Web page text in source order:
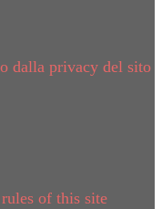
dalla privacy del sito
of this site